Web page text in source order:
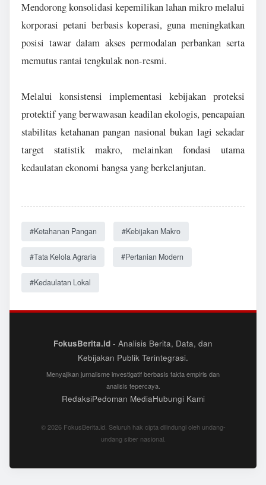
Mendorong konsolidasi kepemilikan lahan mikro melalui
korporasi petani berbasis koperasi, guna meningkatkan
posisi tawar dalam akses permodalan perbankan serta
memutus rantai tengkulak non-resmi.
Melalui konsistensi implementasi kebijakan proteksi
protektif yang berwawasan keadilan ekologis, pencapaian
stabilitas ketahanan pangan nasional bukan lagi sekadar
target statistik makro, melainkan fondasi utama
kedaulatan ekonomi bangsa yang berkelanjutan.
#Ketahanan Pangan #Kebijakan Makro
#Tata Kelola Agraria #Pertanian Modern
#Kedaulatan Lokal
FokusBerita.id - Analisis Berita, Data, dan
Kebijakan Publik Terintegrasi.
Menyajikan jurnalisme investigatif berbasis fakta empiris dan
analisis tepercaya.
RedaksiPedoman MediaHubungi Kami
© 2026 FokusBerita.id. Seluruh hak cipta dilindungi oleh undang-
undang siber nasional.